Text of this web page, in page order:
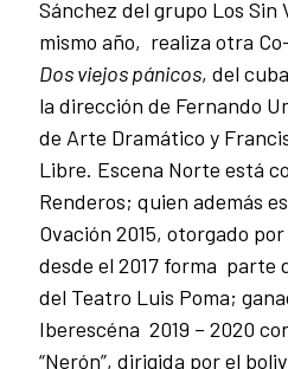
Sánchez del grupo Los Sin
mismo año, realiza otra
Dos viejos pánicos, del
la dirección de Fernando
de Arte Dramático y
Libre. Escena Norte está
Renderos; quien además
Ovación 2015, otorgado
desde el 2017 forma parte
del Teatro Luis Poma;
Iberescéna 2019 – 2020
“Nerón”, dirigida por el